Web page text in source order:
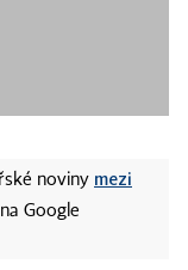
noviny mezi
na Google